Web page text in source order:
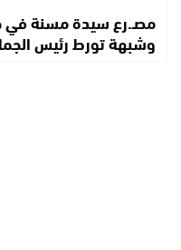
مصـ.رع سيدة مسنة في
وشبهة تورط رئيس